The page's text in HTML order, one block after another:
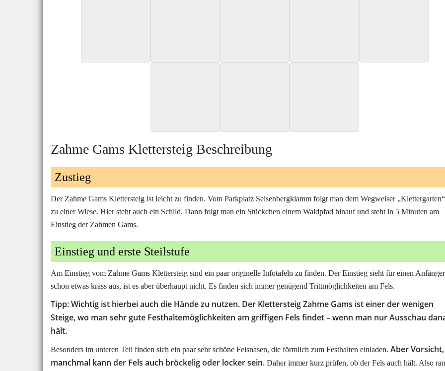
Zahme Gams Klettersteig Beschreibung
Zustieg
Der Zahme Gams Klettersteig ist leicht zu finden. Vom Parkplatz Seisenbergklamm folgt man dem Wegweiser
zu einer Wiese. Hier steht auch ein Schild. Dann folgt man ein Stückchen einem Waldpfad hinauf und steht in 5 Minuten am
Einstieg der Zahmen Gams.
Einstieg und erste Steilstufe
Am Einstieg vom Zahme Gams Klettersteig sind ein paar originelle Infotafeln zu finden. Der Einstieg sieht für einen Anfänger
schon etwas krass aus, ist es aber überhaupt nicht. Es finden sich immer genügend Trittmöglichkeiten am Fels.
Tipp: Wichtig ist hierbei auch die Hände zu nutzen. Der Klettersteig Zahme Gams ist einer der wenigen
Steige, wo man sehr gute Festhaltemöglichkeiten am griffigen Fels findet – wenn man nur Ausschau
hält.
Besonders im unteren Teil finden sich ein paar sehr schöne Felsnasen, die förmlich zum Festhalten einladen. Aber Vorsicht,
manchmal kann der Fels auch bröckelig oder locker sein. Daher immer kurz prüfen, ob der Fels auch hält. Also